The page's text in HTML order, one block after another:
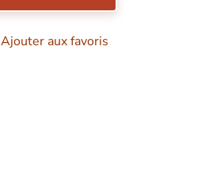
Ajouter aux favoris